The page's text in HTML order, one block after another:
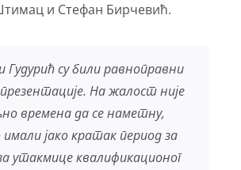
и Стефан Бирчевић.
Гудурић су били равноправни
На жалост није
времена да се наметну,
јако кратак период за
утакмице квалификационог